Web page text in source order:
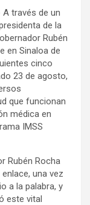
A través de un
de la
Rubén
en Sinaloa de
cinco
23 de agosto,
que funcionan
médica en
IMSS
Rubén Rocha
una vez
a la palabra, y
este vital